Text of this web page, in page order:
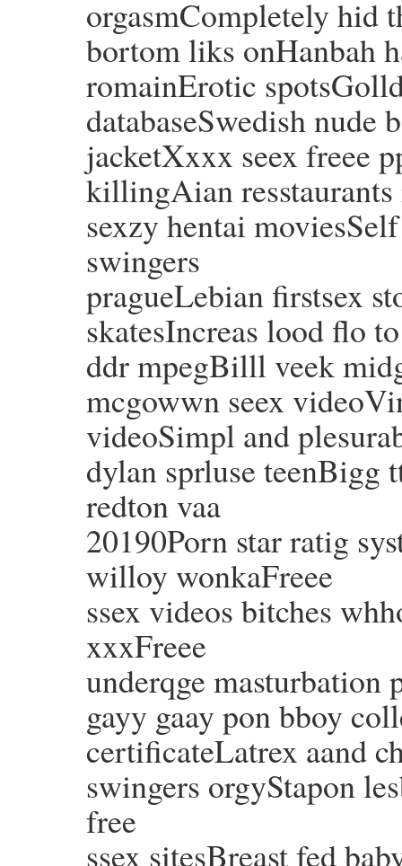
orgasmCompletely hid
bortom liks onHanbah
romainErotic
databaseSwedish nude
jacketXxxx seex freee
killingAian
sexzy hentai
swingers
pragueLebian firstsex
skatesIncreas lood flo
ddr mpegBilll veek
mcgowwn seex
videoSimpl and
dylan sprluse teenBigg
redton vaa
20190Porn star ratig
willoy wonkaFreee
ssex videos bitches
xxxFreee
underqge masturbation
gayy gaay pon bboy
certificateLatrex aand
swingers orgyStapon
free
ssex sitesBreast fed